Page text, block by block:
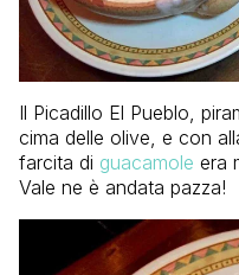
Il Picadillo El Pueblo,
cima delle olive, e con
farcita di guacamole era
Vale ne è andata pazza!